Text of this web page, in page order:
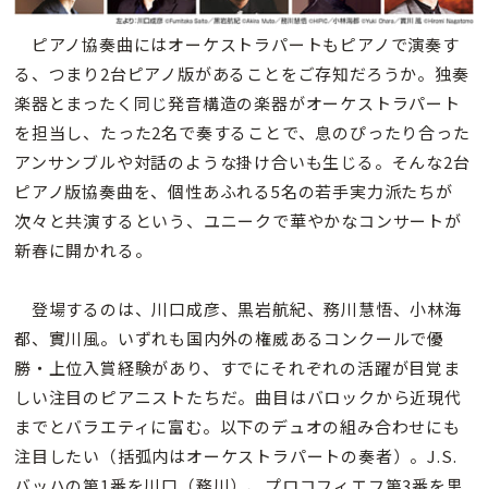
ピアノ協奏曲にはオーケストラパートもピアノで演奏す
る、つまり2台ピアノ版があることをご存知だろうか。独奏
楽器とまったく同じ発音構造の楽器がオーケストラパート
を担当し、たった2名で奏することで、息のぴったり合った
アンサンブルや対話のような掛け合いも生じる。そんな2台
ピアノ版協奏曲を、個性あふれる5名の若手実力派たちが
次々と共演するという、ユニークで華やかなコンサートが
新春に開かれる。
登場するのは、川口成彦、黒岩航紀、務川慧悟、小林海
都、實川風。いずれも国内外の権威あるコンクールで優
勝・上位入賞経験があり、すでにそれぞれの活躍が目覚ま
しい注目のピアニストたちだ。曲目はバロックから近現代
までとバラエティに富む。以下のデュオの組み合わせにも
注目したい（括弧内はオーケストラパートの奏者）。J.S.